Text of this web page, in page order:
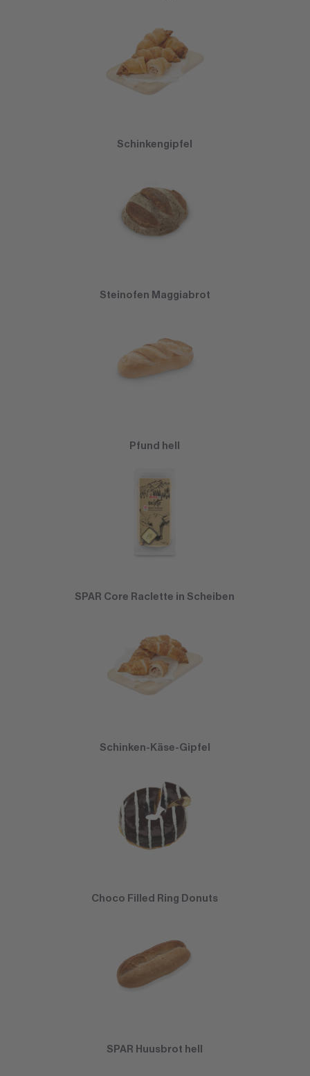
Schinkengipfel
Steinofen Maggiabrot
Pfund hell
SPAR Core Raclette in Scheiben
Schinken-Käse-Gipfel
Choco Filled Ring Donuts
SPAR Huusbrot hell